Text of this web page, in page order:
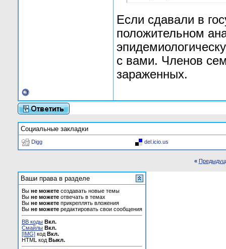
Если сдавали в
положительном
с вами. Членов
зараженных.
Социальные закладки
Digg del.icio.us
«
Ваши права в разделе
Вы не можете создавать новые темы
Вы не можете отвечать в темах
Вы не можете прикреплять вложения
Вы не можете редактировать свои сообщения
BB коды Вкл.
Смайлы Вкл.
[IMG] код Вкл.
HTML код Выкл.